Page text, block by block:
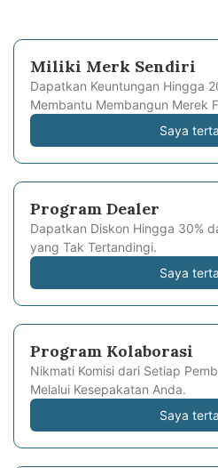
Miliki Merk Sendiri
Dapatkan Keuntungan Hingga
Membantu Membangun Merek
Saya
Program Dealer
Dapatkan Diskon Hingga 30%
yang Tak Tertandingi.
Saya
Program Kolaborasi
Nikmati Komisi dari Setiap
Melalui Kesepakatan Anda.
Saya